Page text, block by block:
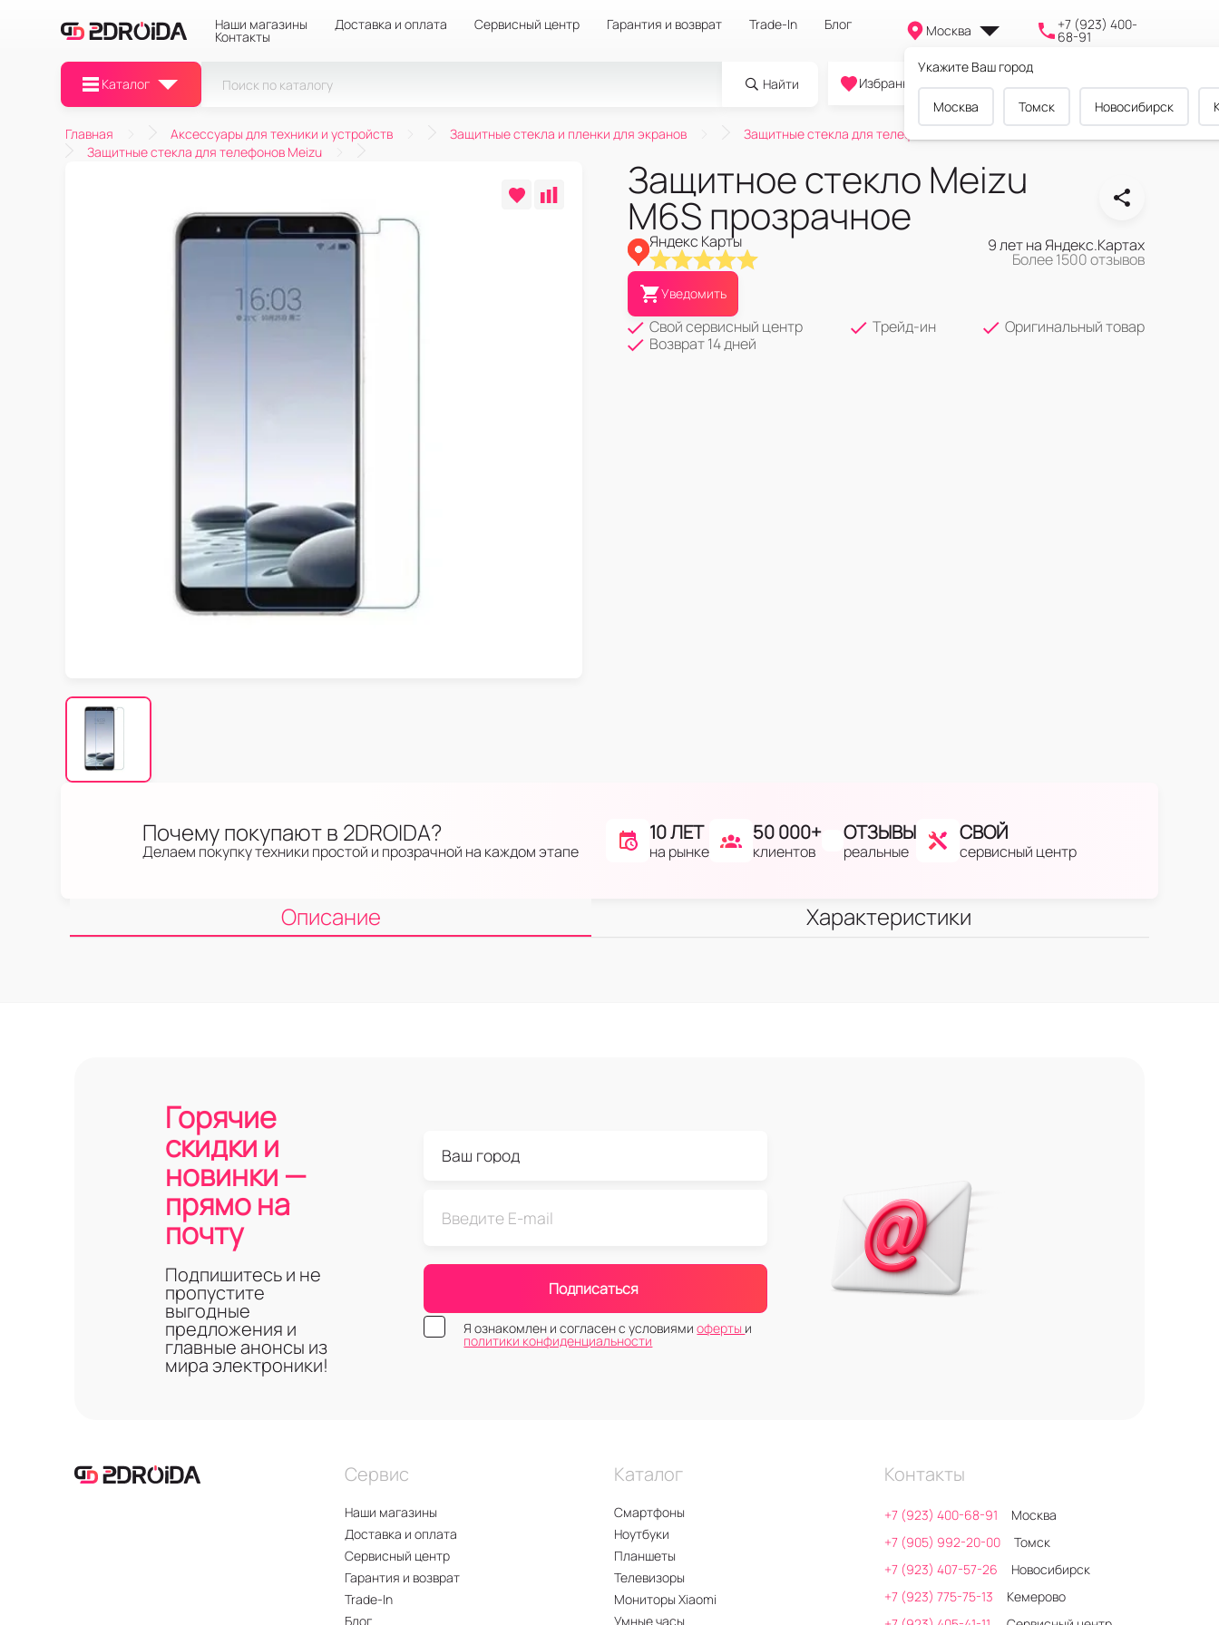
Наши магазины Доставка и оплата Сервисный центр Гарантия и возврат Trade-In Блог
Контакты Москва
Укажите Ваш город
Москва Томск Новосибирск
+7 (923) 400-
68-91
Каталог Найти
0
Избранное Cравнение Корзина
Главная Аксессуары для техники и устройств Защитные стекла и пленки для экранов
Защитные стекла для телефонов
Защитные стекла для телефонов Meizu
Защитное стекло Meizu
M6S прозрачное
Яндекс Карты 9 лет на Яндекс.Картах
Более 1500 отзывов
Уведомить
Свой сервисный центр Трейд-ин
Оригинальный товар
Возврат 14 дней
Почему покупают в 2DROIDA?
Делаем покупку техники простой и прозрачной на каждом этапе
10 ЛЕТ
на рынке
50 000+
клиентов
ОТЗЫВЫ
реальные
СВОЙ
сервисный центр
Описание Характеристики
Горячие
скидки и
новинки —
прямо на
почту
Подпишитесь и не
пропустите
выгодные
предложения и
главные анонсы из
мира электроники!
Подписаться
Я ознакомлен и согласен с условиямиоферты и
политики конфиденциальности
Сервис
Наши магазины
Доставка и оплата
Сервисный центр
Гарантия и возврат
Trade-In
Блог
Каталог
Смартфоны
Ноутбуки
Планшеты
Телевизоры
Мониторы Xiaomi
Умные часы
Контакты
+7 (923) 400-68-91
Москва
+7 (905) 992-20-00
Томск
+7 (923) 407-57-26
Новосибирск
+7 (923) 775-75-13
Кемерово